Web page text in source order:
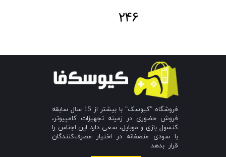
246
فروشگاه "کیوسک" با بیشتر از 15 سال سابقه
فروش حضوری در زمینه تجهیزات کامپیوتر،
کنسول بازی و موبایل، سعی دارد این اجناس را
با سودی منصفانه در اختیار مصرف‌کنندگان
قرار بدهد.